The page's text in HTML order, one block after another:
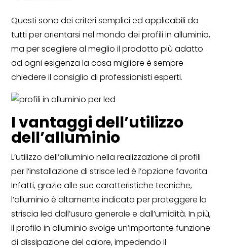
Questi sono dei criteri semplici ed applicabili da
tutti per orientarsi nel mondo dei profili in alluminio,
ma per scegliere al meglio il prodotto più adatto
ad ogni esigenza la cosa migliore è sempre
chiedere il consiglio di professionisti esperti.
I vantaggi dell’utilizzo
dell’alluminio
L’utilizzo dell’alluminio nella realizzazione di profili
per l’installazione di strisce led è l’opzione favorita.
Infatti, grazie alle sue caratteristiche tecniche,
l’alluminio è altamente indicato per proteggere la
striscia led dall’usura generale e dall’umidità. In più,
il profilo in alluminio svolge un’importante funzione
di dissipazione del calore, impedendo il